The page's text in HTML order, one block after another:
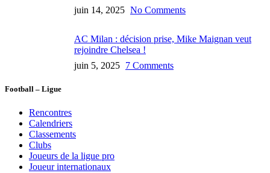
juin 14, 2025 No Comments
AC Milan : décision prise, Mike Maignan veut
rejoindre Chelsea !
juin 5, 2025 7 Comments
Football – Ligue
Rencontres
Calendriers
Classements
Clubs
Joueurs de la ligue pro
Joueur internationaux